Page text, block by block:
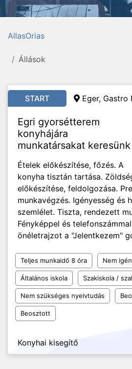
AllasOrias
Állások
START Eger, Gastro
Egri gyorsétterem
konyhájára
munkatársakat keresünk
Ételek előkészítése, főzés. A
konyha tisztán tartása.
előkészítése, feldolgozása.
munkavégzés. Igényesség és
szemlélet. Tiszta, rendezett
Fényképpel és
önéletrajzot a "Jelentkezem"
Teljes munkaidő 8 óra Nem
Általános iskola Szakiskola /
Nem szükséges nyelvtudás
Beosztott
Konyhai kisegítő